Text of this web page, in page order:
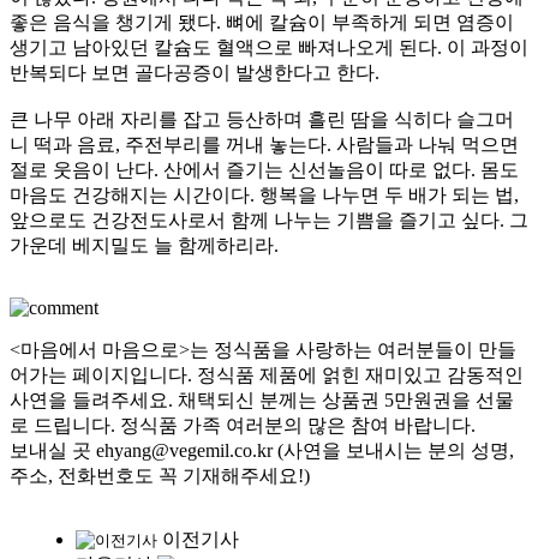
좋은 음식을 챙기게 됐다. 뼈에 칼슘이 부족하게 되면 염증이
생기고 남아있던 칼슘도 혈액으로 빠져나오게 된다. 이 과정이
반복되다 보면 골다공증이 발생한다고 한다.
큰 나무 아래 자리를 잡고 등산하며 흘린 땀을 식히다 슬그머
니 떡과 음료, 주전부리를 꺼내 놓는다. 사람들과 나눠 먹으면
절로 웃음이 난다. 산에서 즐기는 신선놀음이 따로 없다. 몸도
마음도 건강해지는 시간이다. 행복을 나누면 두 배가 되는 법,
앞으로도 건강전도사로서 함께 나누는 기쁨을 즐기고 싶다. 그
가운데 베지밀도 늘 함께하리라.
<마음에서 마음으로>는 정식품을 사랑하는 여러분들이 만들
어가는 페이지입니다. 정식품 제품에 얽힌 재미있고 감동적인
사연을 들려주세요. 채택되신 분께는 상품권 5만원권을 선물
로 드립니다. 정식품 가족 여러분의 많은 참여 바랍니다.
보내실 곳 ehyang@vegemil.co.kr (사연을 보내시는 분의 성명,
주소, 전화번호도 꼭 기재해주세요!)
이전기사